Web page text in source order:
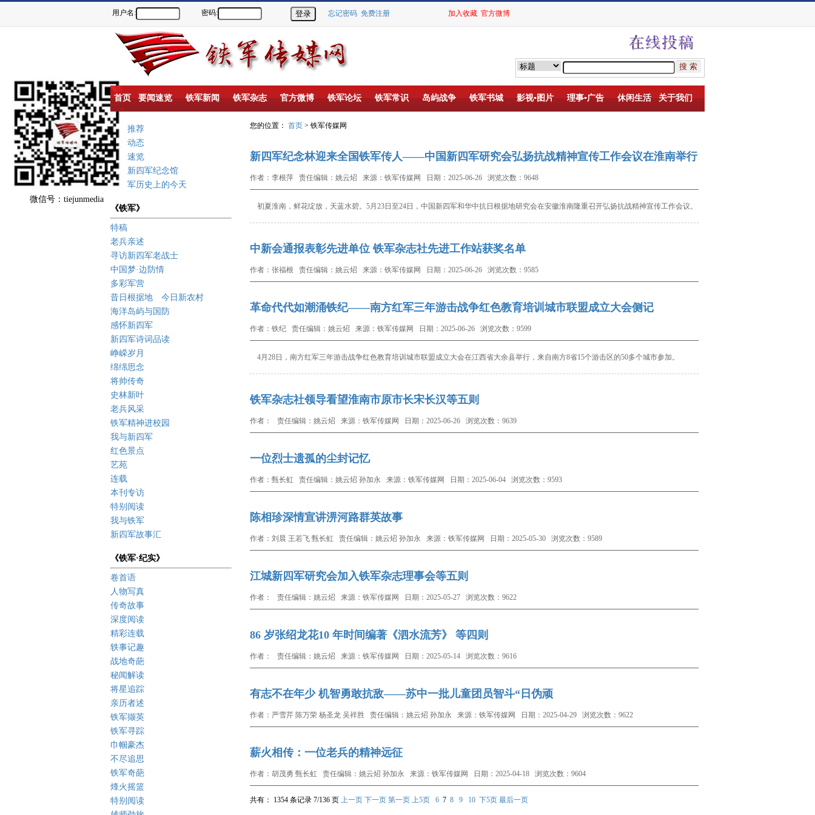
微信号：tiejunmedia
用户名: 密码: 忘记密码 免费注册 加入收藏 官方微博
首页 要闻速览 铁军新闻 铁军杂志 官方微博 铁军论坛 铁军常识 岛屿战争 铁军书城 影视▪图片 理事▪广告 休闲生活 关于我们
重点推荐
新闻动态
要闻速览
盐城新四军纪念馆
新四军历史上的今天
《铁军》
特稿
老兵亲述
寻访新四军老战士
中国梦·边防情
多彩军营
昔日根据地 今日新农村
海洋岛屿与国防
感怀新四军
新四军诗词品读
峥嵘岁月
绵绵思念
将帅传奇
史林新叶
老兵风采
铁军精神进校园
我与新四军
红色景点
艺苑
连载
本刊专访
特别阅读
我与铁军
新四军故事汇
《铁军·纪实》
卷首语
人物写真
传奇故事
深度阅读
精彩连载
轶事记趣
战地奇葩
秘闻解读
将星追踪
亲历者述
铁军撷英
铁军寻踪
巾帼豪杰
不尽追思
铁军奇葩
烽火摇篮
特别阅读
您的位置： 首页 > 铁军传媒网
新四军纪念林迎来全国铁军传人——中国新四军研究会弘扬抗战精神宣传工作会议在淮南举行
作者：李根萍 责任编辑：姚云炤 来源：铁军传媒网 日期：2025-06-26 浏览次数：9648
初夏淮南，鲜花绽放，天蓝水碧。5月23日至24日，中国新四军和华中抗日根据地研究会在安徽淮南隆重召开弘扬抗战精神宣传工作会议。
中新会通报表彰先进单位 铁军杂志社先进工作站获奖名单
作者：张福根 责任编辑：姚云炤 来源：铁军传媒网 日期：2025-06-26 浏览次数：9585
革命代代如潮涌铁纪——南方红军三年游击战争红色教育培训城市联盟成立大会侧记
作者：铁纪 责任编辑：姚云炤 来源：铁军传媒网 日期：2025-06-26 浏览次数：9599
4月28日，南方红军三年游击战争红色教育培训城市联盟成立大会在江西省大余县举行，来自南方8省15个游击区的50多个城市参加。
铁军杂志社领导看望淮南市原市长宋长汉等五则
作者： 责任编辑：姚云炤 来源：铁军传媒网 日期：2025-06-26 浏览次数：9639
一位烈士遗孤的尘封记忆
作者：甄长虹 责任编辑：姚云炤 孙加永 来源：铁军传媒网 日期：2025-06-04 浏览次数：9593
陈相珍深情宣讲淠河路群英故事
作者：刘晨 王若飞 甄长虹 责任编辑：姚云炤 孙加永 来源：铁军传媒网 日期：2025-05-30 浏览次数：9589
江城新四军研究会加入铁军杂志理事会等五则
作者： 责任编辑：姚云炤 来源：铁军传媒网 日期：2025-05-27 浏览次数：9622
86 岁张绍龙花10 年时间编著《泗水流芳》 等四则
作者： 责任编辑：姚云炤 来源：铁军传媒网 日期：2025-05-14 浏览次数：9616
有志不在年少 机智勇敢抗敌——苏中一批儿童团员智斗“日伪顽
作者：严雪芹 陈万荣 杨圣龙 吴祥胜 责任编辑：姚云炤 孙加永 来源：铁军传媒网 日期：2025-04-29 浏览次数：9622
薪火相传：一位老兵的精神远征
作者：胡茂勇 甄长虹 责任编辑：姚云炤 孙加永 来源：铁军传媒网 日期：2025-04-18 浏览次数：9604
共有： 1354 条记录 7/136 页 上一页 下一页 第一页 上5页 6 7 8 9 10 下5页 最后一页